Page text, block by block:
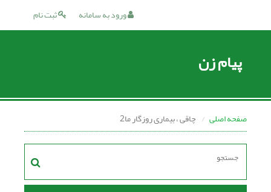
ثبت نام ورود به سامانه
پیام زن
صفحه اصلی چاقى ، بیمارى روزگار ما2